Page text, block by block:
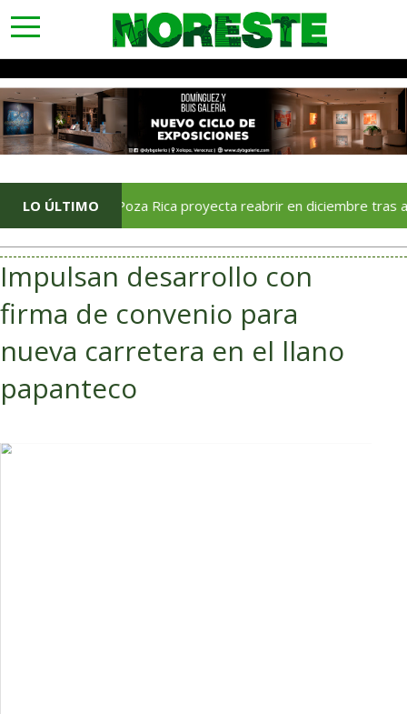
toggle
navigation
LO ÚLTIMO
Poza Rica proyecta reabrir en diciembre tras avance del
Impulsan desarrollo con
firma de convenio para
nueva carretera en el llano
papanteco